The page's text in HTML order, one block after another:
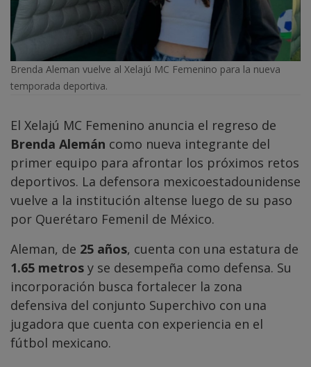
Brenda Aleman vuelve al Xelajú MC Femenino para la nueva
temporada deportiva.
El Xelajú MC Femenino anuncia el regreso de
Brenda Alemán como nueva integrante del
primer equipo para afrontar los próximos retos
deportivos. La defensora mexicoestadounidense
vuelve a la institución altense luego de su paso
por Querétaro Femenil de México.
Aleman, de 25 años, cuenta con una estatura de
1.65 metros y se desempeña como defensa. Su
incorporación busca fortalecer la zona
defensiva del conjunto Superchivo con una
jugadora que cuenta con experiencia en el
fútbol mexicano.